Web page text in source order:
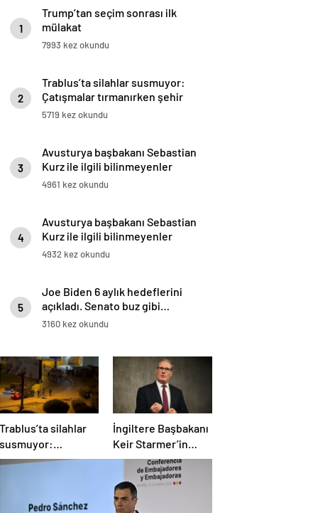
1
Trump’tan seçim sonrası ilk
mülakat
7993 kez okundu
2
Trablus’ta silahlar susmuyor:
Çatışmalar tırmanırken şehir
alarmda
5719 kez okundu
3
Avusturya başbakanı Sebastian
Kurz ile ilgili bilinmeyenler
4961 kez okundu
4
Avusturya başbakanı Sebastian
Kurz ile ilgili bilinmeyenler
4932 kez okundu
5
Joe Biden 6 aylık hedeflerini
açıkladı. Senato buz gibi…
3160 kez okundu
Trablus’ta silahlar
susmuyor:
Çatışmalar
İngiltere Başbakanı
Keir Starmer’in
evinde yangın çıktı